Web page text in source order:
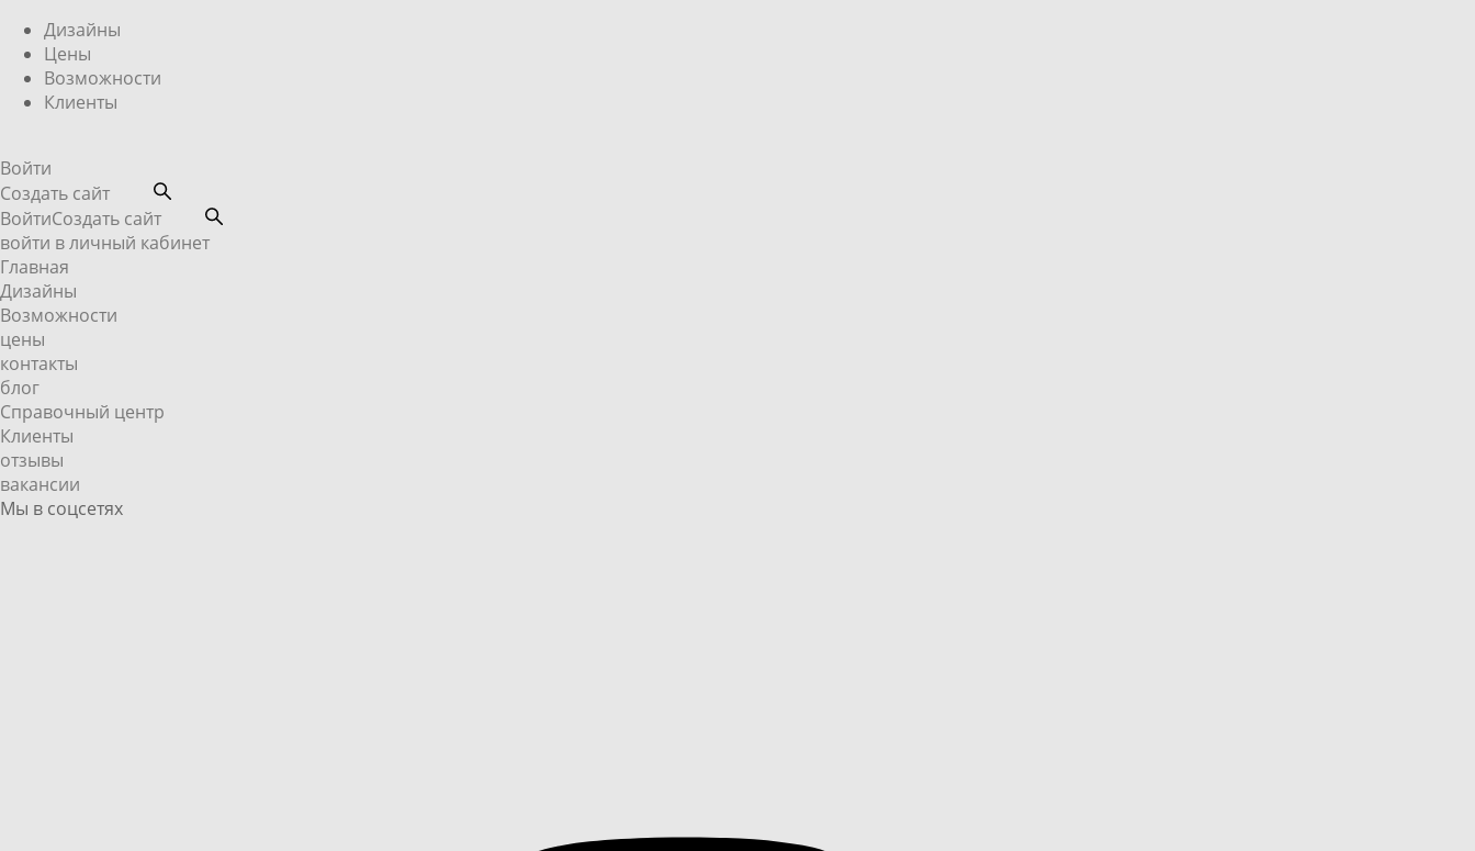
Дизайны
Цены
Возможности
Клиенты
Войти
Создать сайт
ВойтиСоздать сайт
войти в личный кабинет
Главная
Дизайны
Возможности
цены
контакты
блог
Справочный центр
Клиенты
отзывы
вакансии
Мы в соцсетях